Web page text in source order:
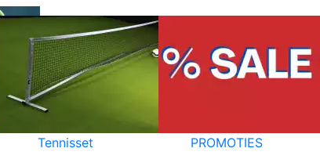
Tennisset
PROMOTIES